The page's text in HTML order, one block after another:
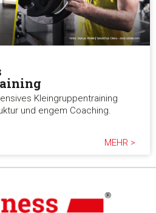
Kleingruppentraining
und engem Coaching.
MEHR >